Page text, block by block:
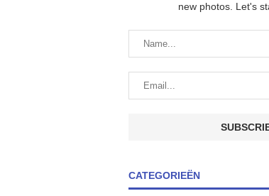
new photos. Let's
CATEGORIEËN